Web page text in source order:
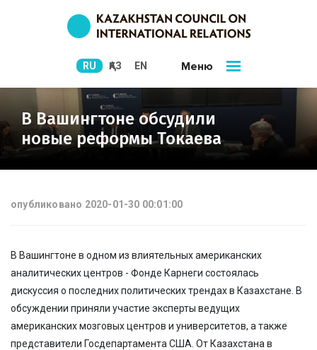
RU ҚАЗ EN Меню
В Вашингтоне обсудили
новые реформы Токаева
опубликовано 2020-01-30 00:01:00
В Вашингтоне в одном из влиятельных американских
аналитических центров - Фонде Карнеги состоялась
дискуссия о последних политических трендах в Казахстане. В
обсуждении приняли участие эксперты ведущих
американских мозговых центров и университетов, а также
представители Госдепартамента США. От Казахстана в